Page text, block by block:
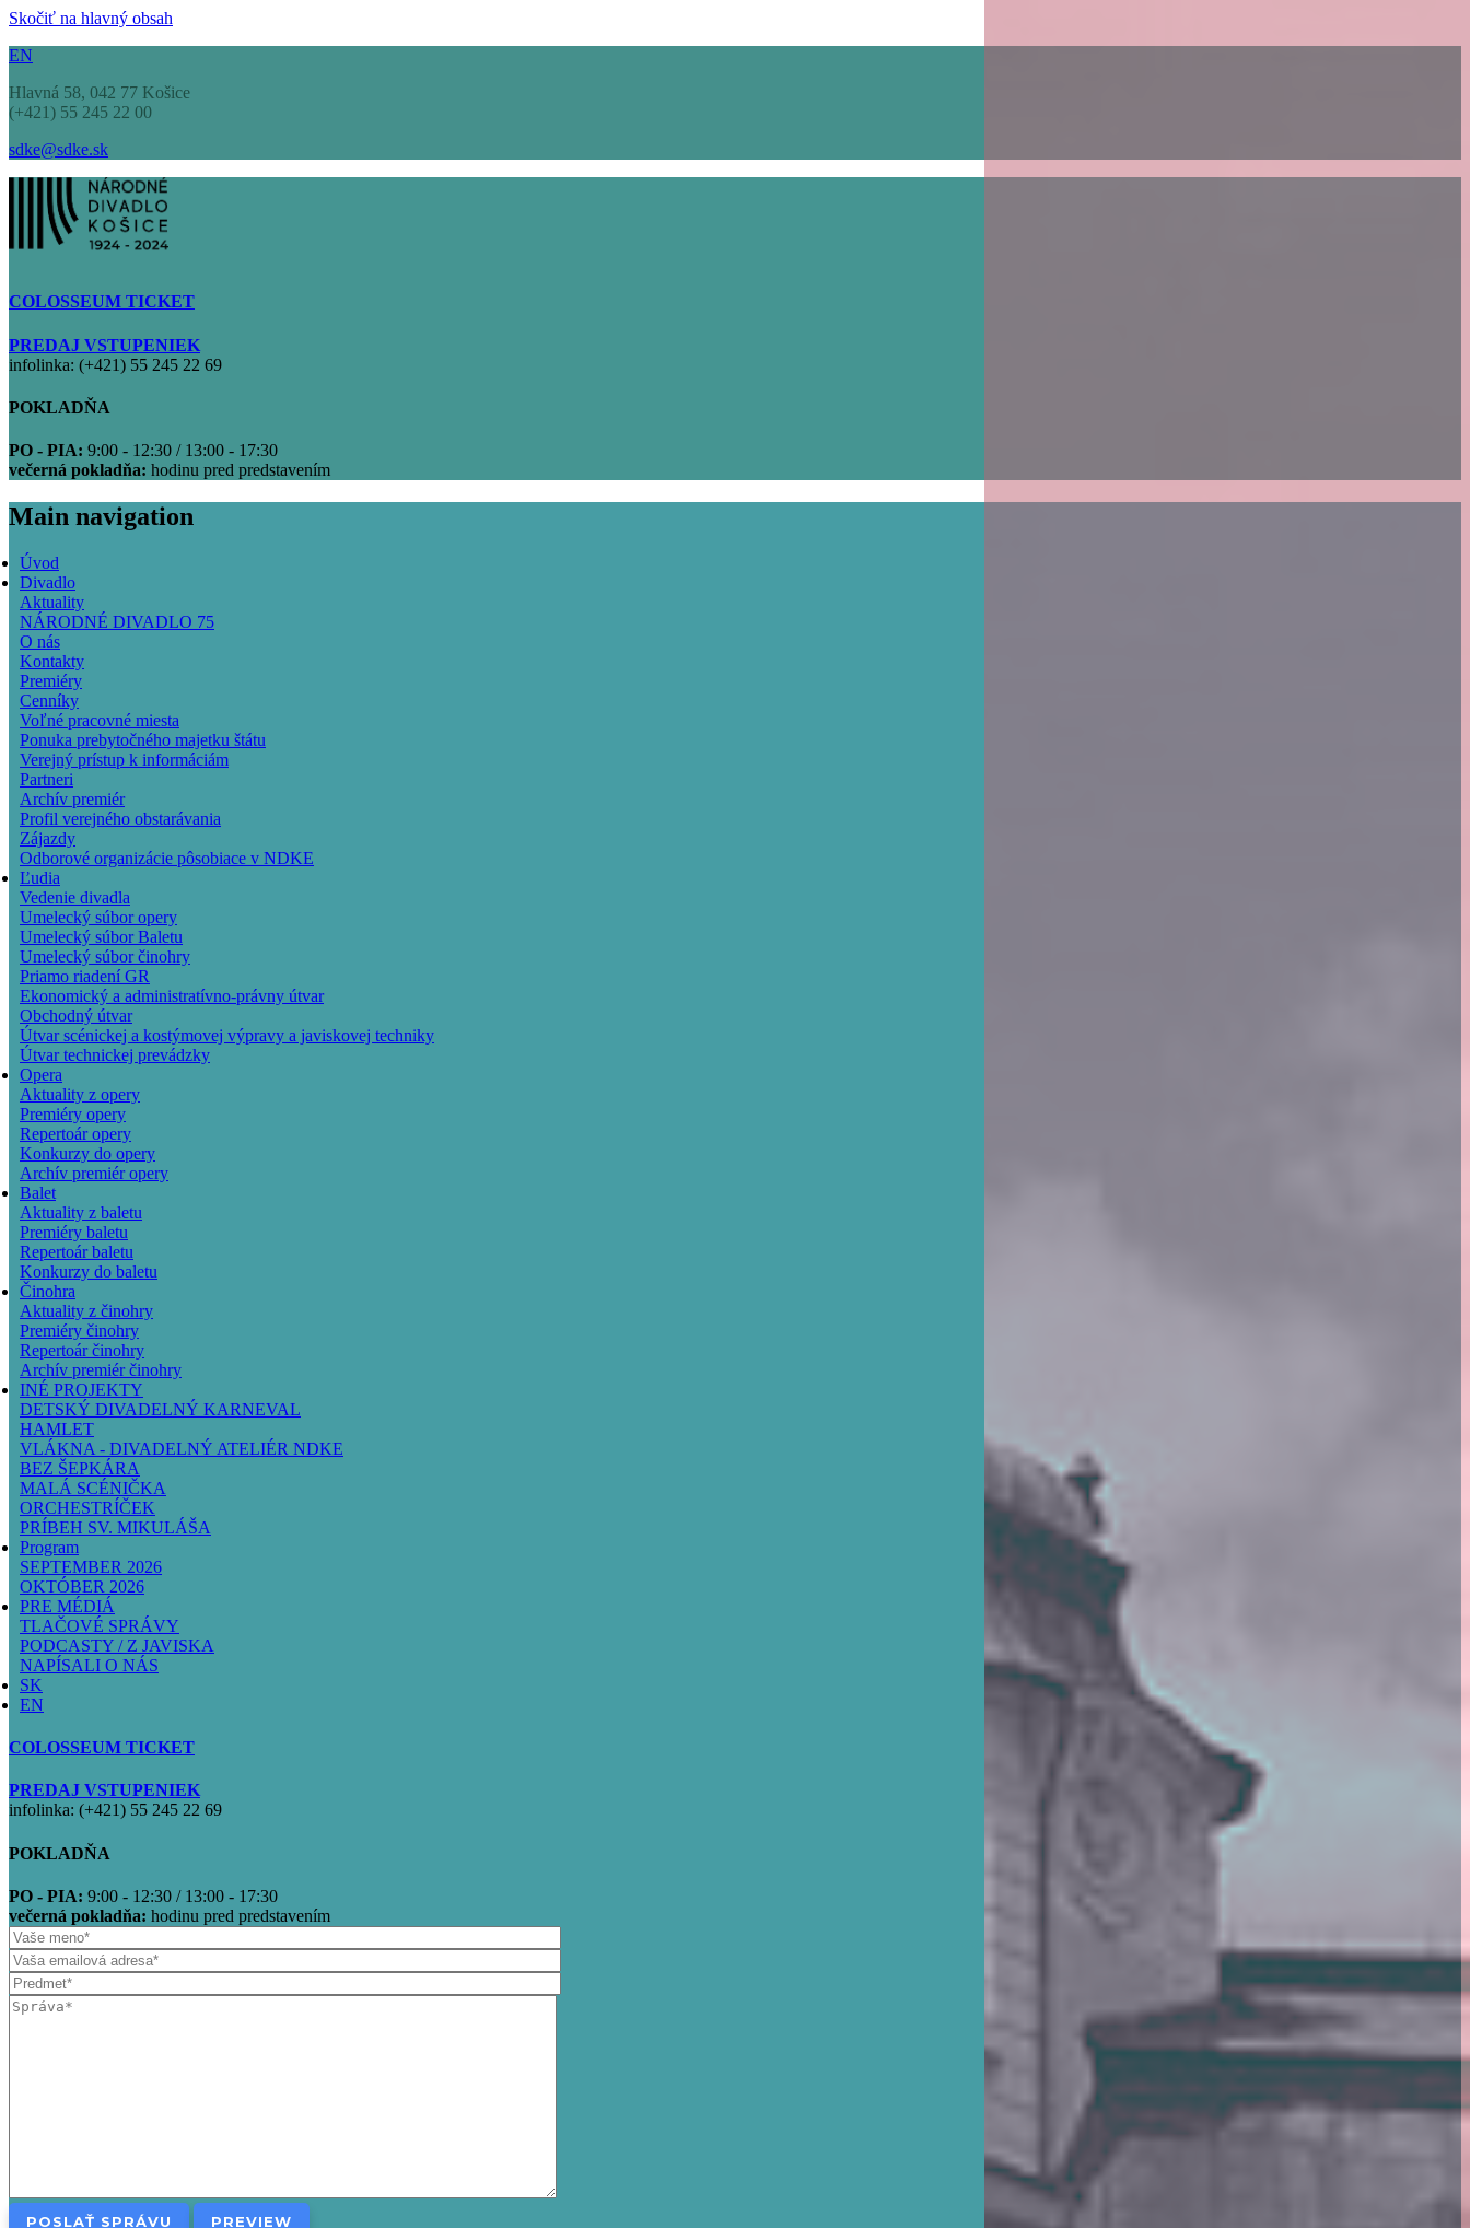
Skočiť na hlavný obsah
EN
Hlavná 58, 042 77 Košice
(+421) 55 245 22 00
sdke@sdke.sk
COLOSSEUM TICKET
PREDAJ VSTUPENIEK
infolinka: (+421) 55 245 22 69
POKLADŇA
PO - PIA: 9:00 - 12:30 / 13:00 - 17:30
večerná pokladňa: hodinu pred predstavením
Main navigation
Úvod
Divadlo
Aktuality
NÁRODNÉ DIVADLO 75
O nás
Kontakty
Premiéry
Cenníky
Voľné pracovné miesta
Ponuka prebytočného majetku štátu
Verejný prístup k informáciám
Partneri
Archív premiér
Profil verejného obstarávania
Zájazdy
Odborové organizácie pôsobiace v NDKE
Ľudia
Vedenie divadla
Umelecký súbor opery
Umelecký súbor Baletu
Umelecký súbor činohry
Priamo riadení GR
Ekonomický a administratívno-právny útvar
Obchodný útvar
Útvar scénickej a kostýmovej výpravy a javiskovej techniky
Útvar technickej prevádzky
Opera
Aktuality z opery
Premiéry opery
Repertoár opery
Konkurzy do opery
Archív premiér opery
Balet
Aktuality z baletu
Premiéry baletu
Repertoár baletu
Konkurzy do baletu
Činohra
Aktuality z činohry
Premiéry činohry
Repertoár činohry
Archív premiér činohry
INÉ PROJEKTY
DETSKÝ DIVADELNÝ KARNEVAL
HAMLET
VLÁKNA - DIVADELNÝ ATELIÉR NDKE
BEZ ŠEPKÁRA
MALÁ SCÉNIČKA
ORCHESTRÍČEK
PRÍBEH SV. MIKULÁŠA
Program
SEPTEMBER 2026
OKTÓBER 2026
PRE MÉDIÁ
TLAČOVÉ SPRÁVY
PODCASTY / Z JAVISKA
NAPÍSALI O NÁS
SK
EN
COLOSSEUM TICKET
PREDAJ VSTUPENIEK
infolinka: (+421) 55 245 22 69
POKLADŇA
PO - PIA: 9:00 - 12:30 / 13:00 - 17:30
večerná pokladňa: hodinu pred predstavením